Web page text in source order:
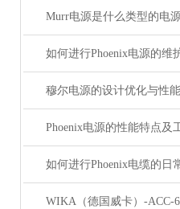
穆尔电源的设计优化与性